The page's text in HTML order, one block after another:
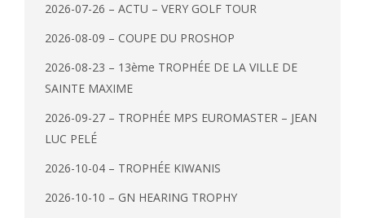
2026-07-26 – ACTU – VERY GOLF TOUR
2026-08-09 – COUPE DU PROSHOP
2026-08-23 – 13ème TROPHÉE DE LA VILLE DE
SAINTE MAXIME
2026-09-27 – TROPHÉE MPS EUROMASTER – JEAN
LUC PELÉ
2026-10-04 – TROPHÉE KIWANIS
2026-10-10 – GN HEARING TROPHY